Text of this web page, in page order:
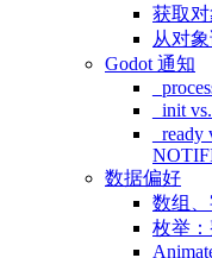
获取
从对
Godot 通知
_init
数据偏好
数组
枚举